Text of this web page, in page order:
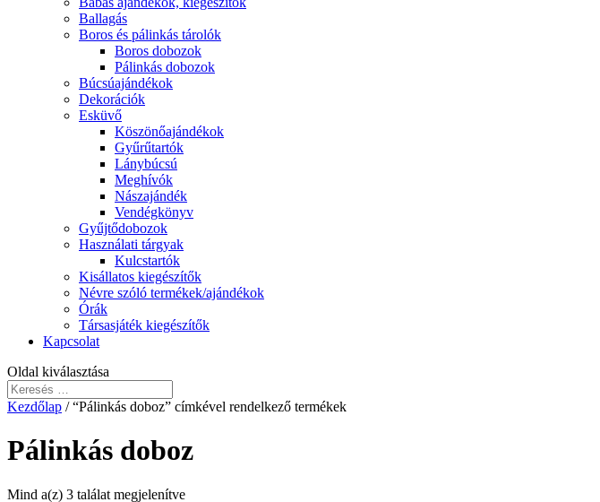
Ballagás
Boros és pálinkás tárolók
Boros dobozok
Pálinkás dobozok
Búcsúajándékok
Dekorációk
Esküvő
Köszönőajándékok
Gyűrűtartók
Lánybúcsú
Meghívók
Nászajándék
Vendégkönyv
Gyűjtődobozok
Használati tárgyak
Kulcstartók
Kisállatos kiegészítők
Névre szóló termékek/ajándékok
Órák
Társasjáték kiegészítők
Kapcsolat
Oldal kiválasztása
Kezdőlap / “Pálinkás doboz” címkével rendelkező termékek
Pálinkás doboz
Mind a(z) 3 találat megjelenítve